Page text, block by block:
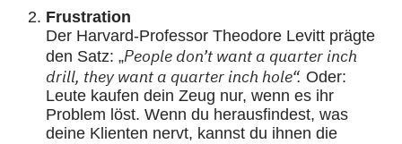
Frustration
Der Harvard-Professor Theodore Levitt prägte
den Satz: „People don’t want a quarter inch
drill, they want a quarter inch hole“. Oder:
Leute kaufen dein Zeug nur, wenn es ihr
Problem löst. Wenn du herausfindest, was
deine Klienten nervt, kannst du ihnen die